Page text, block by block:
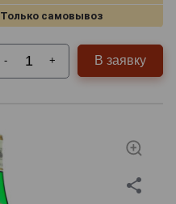
Только самовывоз
- + В заявку